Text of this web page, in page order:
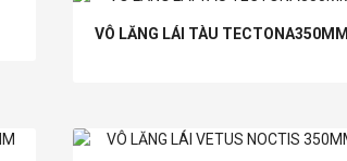
VÔ LĂNG LÁI TÀU TECTONA350MM